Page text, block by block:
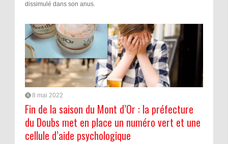
dissimulé dans son anus.
8 mai 2022
Fin de la saison du Mont d’Or : la préfecture
du Doubs met en place un numéro vert et une
cellule d’aide psychologique